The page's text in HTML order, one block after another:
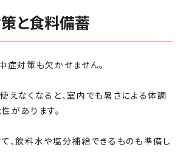
と食料備蓄
症対策も欠かせません。
えなくなると、室内でも暑さによる体調
があります。
、飲料水や塩分補給できるものも準備し